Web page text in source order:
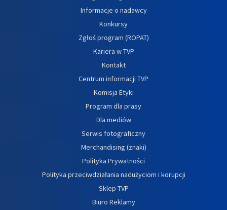
Informacje o nadawcy
Konkursy
Zgłoś program (ROPAT)
Kariera w TVP
Kontakt
Centrum informacji TVP
Komisja Etyki
Program dla prasy
Dla mediów
Serwis fotograficzny
Merchandising (znaki)
Polityka Prywatności
Polityka przeciwdziałania nadużyciom i korupcji
Sklep TVP
Biuro Reklamy